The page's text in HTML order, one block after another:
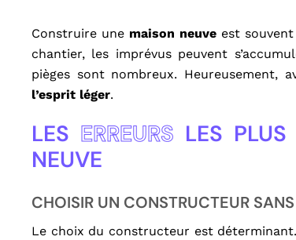
Construire une maison neuve est
chantier, les imprévus peuvent
pièges sont nombreux. Heureusement,
l’esprit léger.
LES ERREURS LES
NEUVE
CHOISIR UN CONSTRUCTEUR
Le choix du constructeur est déterminant.